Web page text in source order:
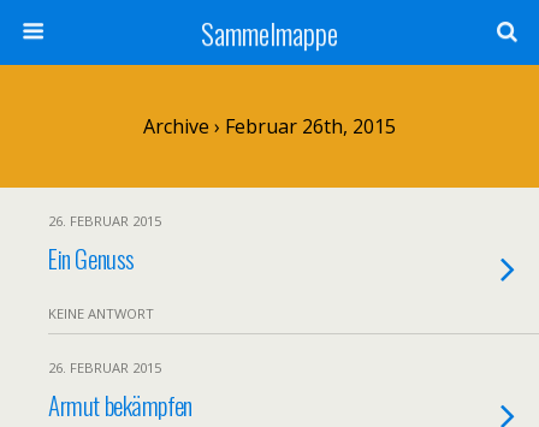
Sammelmappe
Archive › Februar 26th, 2015
26. FEBRUAR 2015
Ein Genuss
KEINE ANTWORT
26. FEBRUAR 2015
Armut bekämpfen